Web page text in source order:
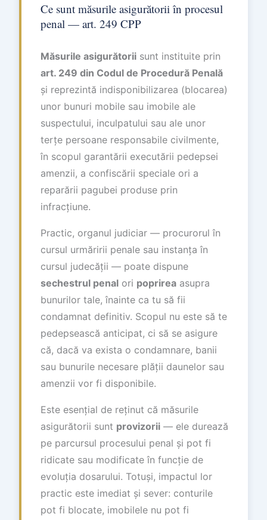
Ce sunt măsurile asigurătorii în procesul
penal — art. 249 CPP
Măsurile asigurătorii sunt instituite prin
art. 249 din Codul de Procedură Penală
și reprezintă indisponibilizarea (blocarea)
unor bunuri mobile sau imobile ale
suspectului, inculpatului sau ale unor
terțe persoane responsabile civilmente,
în scopul garantării executării pedepsei
amenzii, a confiscării speciale ori a
reparării pagubei produse prin
infracțiune.
Practic, organul judiciar — procurorul în
cursul urmăririi penale sau instanța în
cursul judecății — poate dispune
sechestrul penal ori poprirea asupra
bunurilor tale, înainte ca tu să fii
condamnat definitiv. Scopul nu este să te
pedepsească anticipat, ci să se asigure
că, dacă va exista o condamnare, banii
sau bunurile necesare plății daunelor sau
amenzii vor fi disponibile.
Este esențial de reținut că măsurile
asigurătorii sunt provizorii — ele durează
pe parcursul procesului penal și pot fi
ridicate sau modificate în funcție de
evoluția dosarului. Totuși, impactul lor
practic este imediat și sever: conturile
pot fi blocate, imobilele nu pot fi